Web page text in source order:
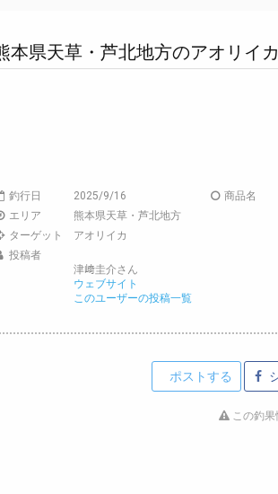
本県天草・芦北地方のアオリイカ
釣行日
2025/9/16
エリア
熊本県天草・芦北地方
ターゲット
アオリイカ
投稿者
津﨑圭介さん
ウェブサイト
このユーザーの投稿一覧
商品名
ポストする
この釣